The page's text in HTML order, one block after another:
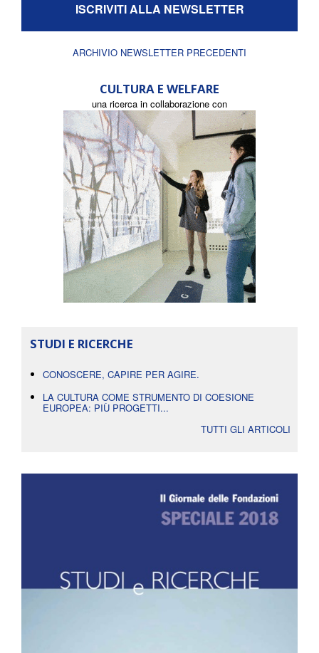
ISCRIVITI ALLA NEWSLETTER
ARCHIVIO NEWSLETTER PRECEDENTI
CULTURA E WELFARE
una ricerca in collaborazione con
STUDI E RICERCHE
CONOSCERE, CAPIRE PER AGIRE.
LA CULTURA COME STRUMENTO DI COESIONE
EUROPEA: PIÙ PROGETTI...
TUTTI GLI ARTICOLI